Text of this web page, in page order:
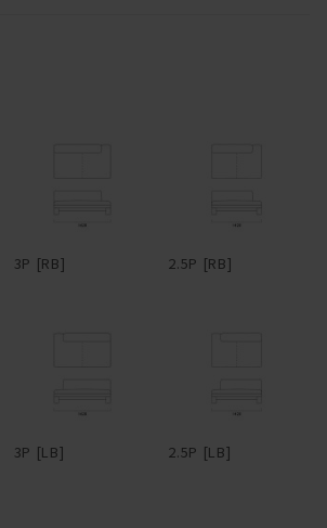
兼ね備えている。ウレタン芯が入っている
どちらもたっぷりと無垢材の自然な素材感を
的にも男性的にもコーディネートできる。
イズがあり、さらに細かく指定したい場合
仕様のため生地は取り外してドライクリー
した風合いが蘇り、味わいも深まります。
ックも、あるいは増えていく傷や染みも、経
ではの変化をあたたかく見守りながら、末
3P [RB] 2.5P [RB]
3P [LB] 2.5P [LB]